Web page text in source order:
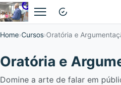
Abrir menu
Home Cursos Oratória e
Oratória e
Domine a arte de falar em